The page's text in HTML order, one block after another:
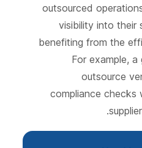
outsourced
visibility into their
benefiting from the
For example, a
outsource
compliance checks